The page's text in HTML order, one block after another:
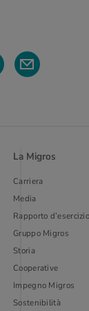
La Migros
Carriera
Media
Rapporto d’esercizio
Gruppo Migros
Storia
Cooperative
Impegno Migros
Sostenibilità